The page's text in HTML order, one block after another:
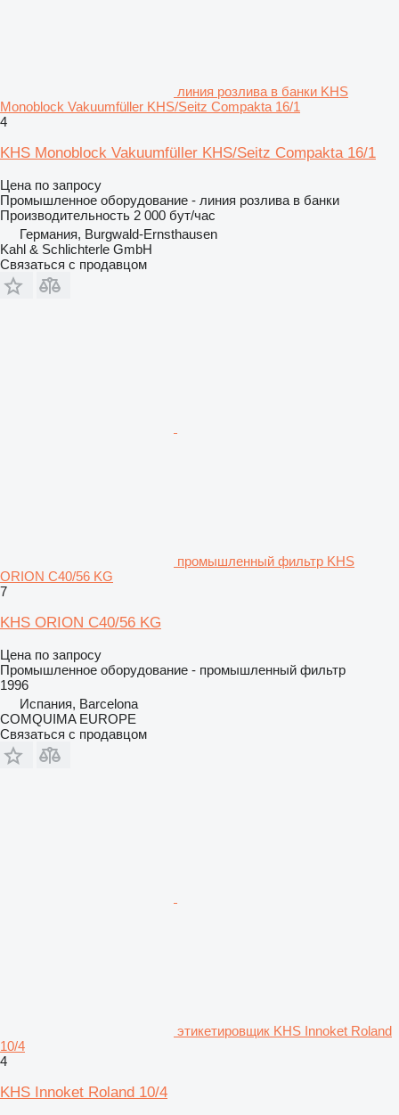
линия розлива в банки KHS
Monoblock Vakuumfüller KHS/Seitz Compakta 16/1
4
KHS Monoblock Vakuumfüller KHS/Seitz Compakta 16/1
Цена по запросу
Промышленное оборудование - линия розлива в банки
Производительность 2 000 бут/час
Германия, Burgwald-Ernsthausen
Kahl & Schlichterle GmbH
Связаться с продавцом
промышленный фильтр KHS
ORION C40/56 KG
7
KHS ORION C40/56 KG
Цена по запросу
Промышленное оборудование - промышленный фильтр
1996
Испания, Barcelona
COMQUIMA EUROPE
Связаться с продавцом
этикетировщик KHS Innoket Roland
10/4
4
KHS Innoket Roland 10/4